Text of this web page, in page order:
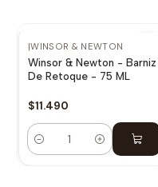
|WINSOR & NEWTON
Winsor & Newton - Barniz
De Retoque - 75 ML
$11.490
Cantidad